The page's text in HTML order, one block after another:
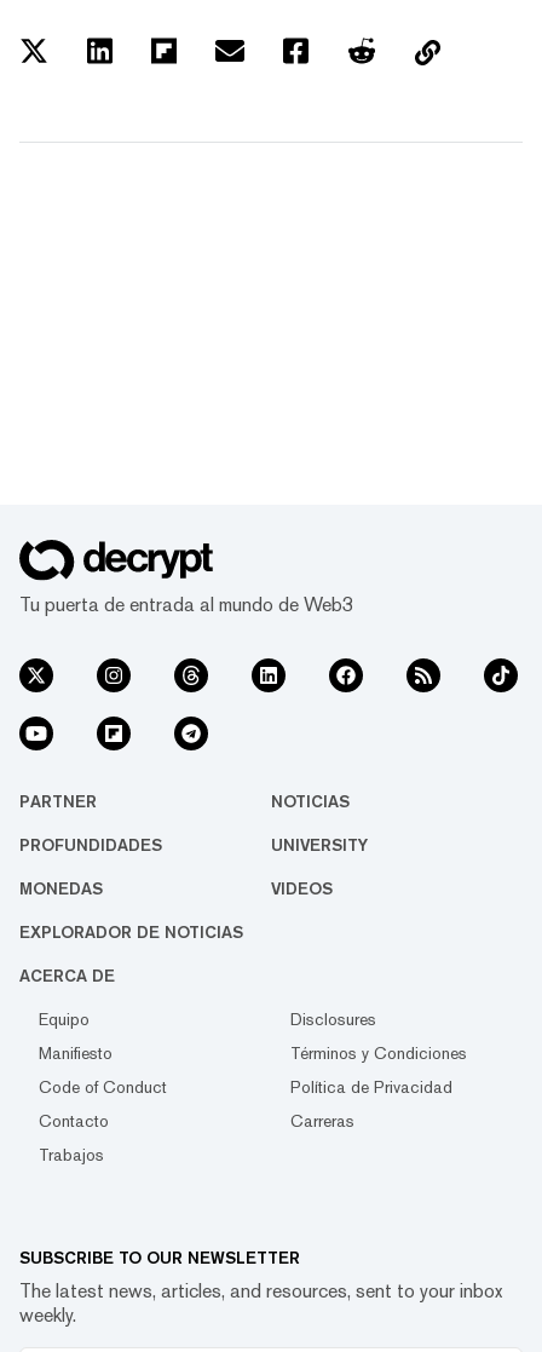
Tu puerta de entrada al mundo de Web3
PARTNER NOTICIAS
PROFUNDIDADES UNIVERSITY
MONEDAS VIDEOS
EXPLORADOR DE NOTICIAS
ACERCA DE
Equipo
Disclosures
Manifiesto
Términos y Condiciones
Code of Conduct
Política de Privacidad
Contacto
Carreras
Trabajos
SUBSCRIBE TO OUR NEWSLETTER
The latest news, articles, and resources, sent to your inbox
weekly.